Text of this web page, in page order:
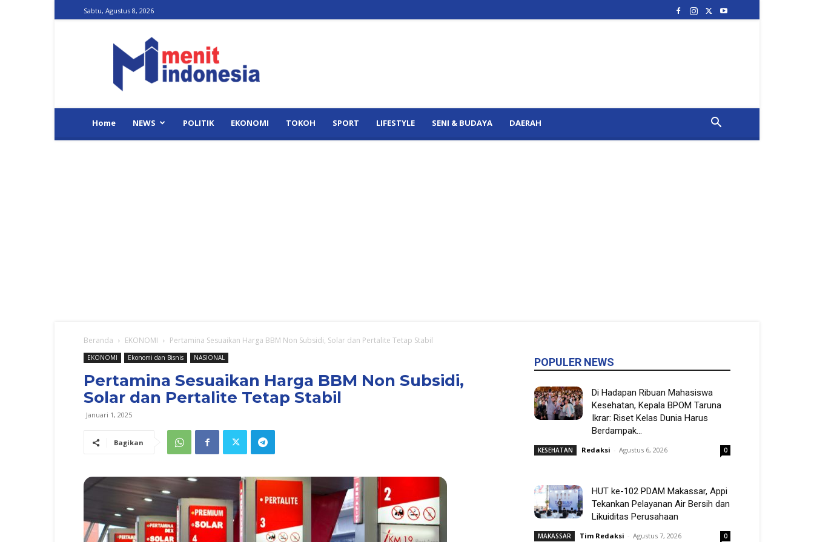
Sabtu, Agustus 8, 2026
Indonesia
Home NEWS POLITIK EKONOMI TOKOH SPORT LIFESTYLE SENI & BUDAYA DAERAH
Beranda EKONOMI Pertamina Sesuaikan Harga BBM Non Subsidi, Solar dan Pertalite Tetap Stabil
EKONOMI Ekonomi dan Bisnis NASIONAL
Pertamina Sesuaikan Harga BBM Non Subsidi,
Solar dan Pertalite Tetap Stabil
Januari 1, 2025
Bagikan
POPULER NEWS
Di Hadapan Ribuan Mahasiswa
Kesehatan, Kepala BPOM Taruna
Ikrar: Riset Kelas Dunia Harus
Berdampak...
KESEHATAN Redaksi - Agustus 6, 2026 0
HUT ke-102 PDAM Makassar, Appi
Tekankan Pelayanan Air Bersih dan
Likuiditas Perusahaan
MAKASSAR Tim Redaksi - Agustus 7, 2026 0